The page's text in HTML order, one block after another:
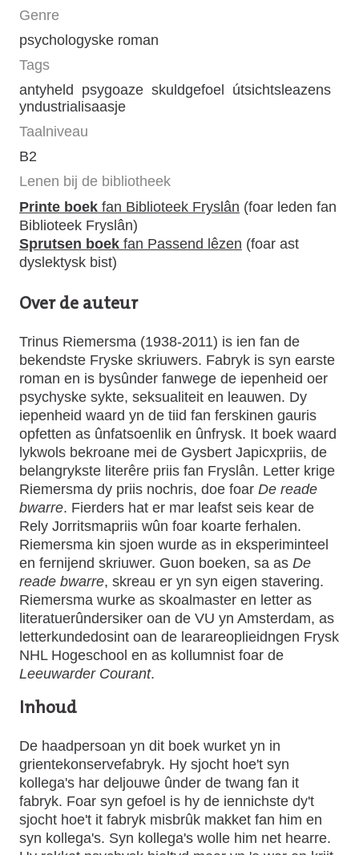
Genre
psychologyske roman
Tags
antyheld psygoaze skuldgefoel útsichtsleazens
yndustrialisaasje
Taalniveau
B2
Lenen bij de bibliotheek
Printe boek fan Biblioteek Fryslân (foar leden fan
Biblioteek Fryslân)
Sprutsen boek fan Passend lêzen (foar ast
dyslektysk bist)
Over de auteur
Trinus Riemersma (1938-2011) is ien fan de
bekendste Fryske skriuwers. Fabryk is syn earste
roman en is bysûnder fanwege de iepenheid oer
psychyske sykte, seksualiteit en leauwen. Dy
iepenheid waard yn de tiid fan ferskinen gauris
opfetten as ûnfatsoenlik en ûnfrysk. It boek waard
lykwols bekroane mei de Gysbert Japicxpriis, de
belangrykste literêre priis fan Fryslân. Letter krige
Riemersma dy priis nochris, doe foar De reade
bwarre. Fierders hat er mar leafst seis kear de
Rely Jorritsmapriis wûn foar koarte ferhalen.
Riemersma kin sjoen wurde as in eksperiminteel
en fernijend skriuwer. Guon boeken, sa as De
reade bwarre, skreau er yn syn eigen stavering.
Riemersma wurke as skoalmaster en letter as
literatuerûndersiker oan de VU yn Amsterdam, as
letterkundedosint oan de learareoplieidngen Frysk
NHL Hogeschool en as kollumnist foar de
Leeuwarder Courant.
Inhoud
De haadpersoan yn dit boek wurket yn in
grientekonservefabryk. Hy sjocht hoe't syn
kollega's har deljouwe ûnder de twang fan it
fabryk. Foar syn gefoel is hy de iennichste dy't
sjocht hoe't it fabryk misbrûk makket fan him en
syn kollega's. Syn kollega's wolle him net hearre.